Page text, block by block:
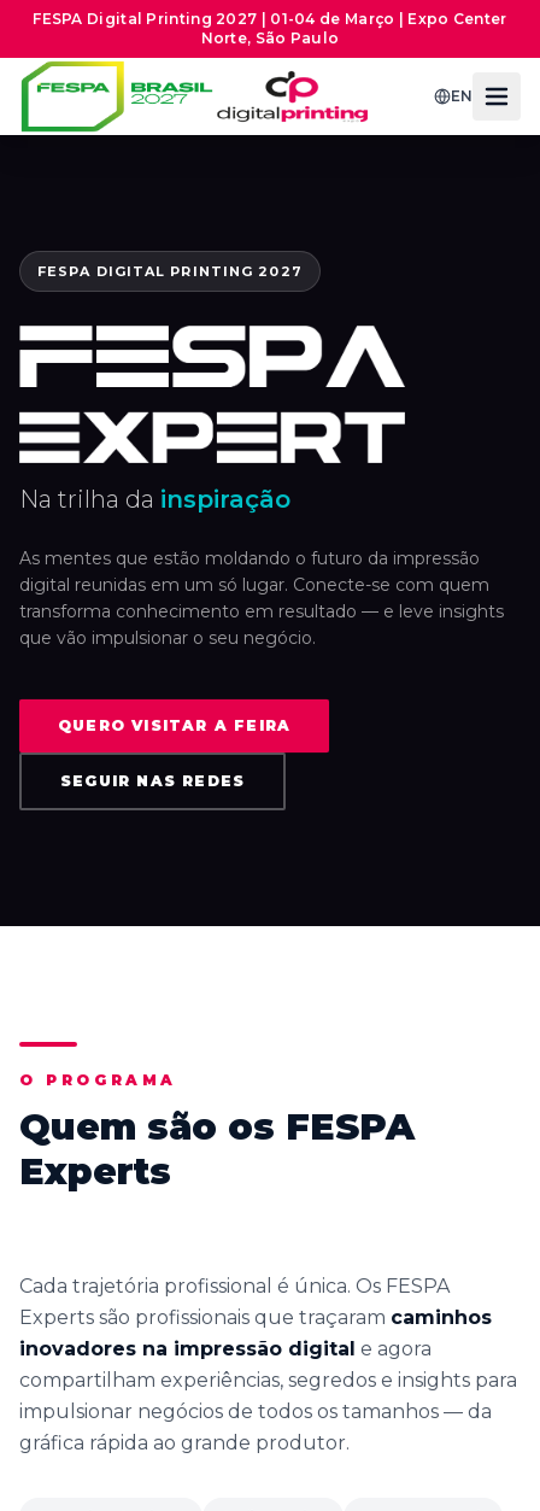
FESPA Digital Printing 2027 | 01-04 de Março | Expo Center
Norte, São Paulo
EN
FESPA DIGITAL PRINTING 2027
Na trilha da inspiração
As mentes que estão moldando o futuro da impressão
digital reunidas em um só lugar. Conecte-se com quem
transforma conhecimento em resultado — e leve insights
que vão impulsionar o seu negócio.
QUERO VISITAR A FEIRA
SEGUIR NAS REDES
O PROGRAMA
Quem são os FESPA
Experts
Cada trajetória profissional é única. Os FESPA
Experts são profissionais que traçaram caminhos
inovadores na impressão digital e agora
compartilham experiências, segredos e insights para
impulsionar negócios de todos os tamanhos — da
gráfica rápida ao grande produtor.